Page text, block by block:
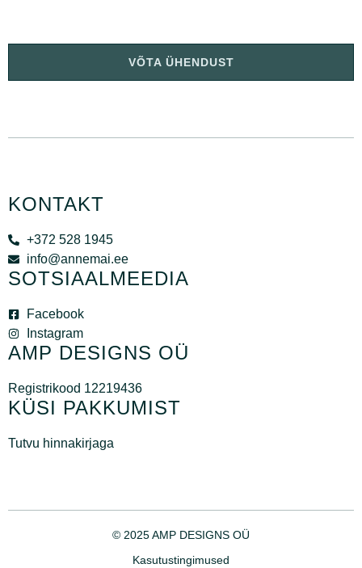
VÕTA ÜHENDUST
KONTAKT
+372 528 1945
info@annemai.ee
SOTSIAALMEEDIA
Facebook
Instagram
AMP DESIGNS OÜ
Registrikood 12219436
KÜSI PAKKUMIST
Tutvu hinnakirjaga
© 2025 AMP DESIGNS OÜ
Kasutustingimused